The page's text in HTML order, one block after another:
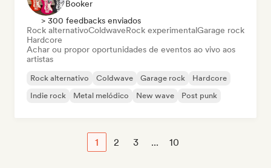
Booker
> 300 feedbacks enviados
Rock alternativoColdwaveRock experimentalGarage rock
Hardcore
Achar ou propor oportunidades de eventos ao vivo aos
artistas
Rock alternativo Coldwave Garage rock
Hardcore
Indie rock
Metal melódico New wave Post punk
1 2 3 ... 10